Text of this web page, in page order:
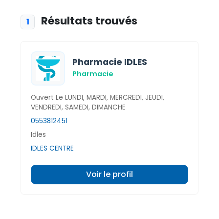
1 Résultats trouvés
Pharmacie IDLES
Pharmacie
Ouvert Le LUNDI, MARDI, MERCREDI, JEUDI,
VENDREDI, SAMEDI, DIMANCHE
0553812451
Idles
IDLES CENTRE
Voir le profil